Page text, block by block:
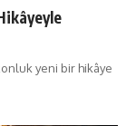
yeni bir hikâye